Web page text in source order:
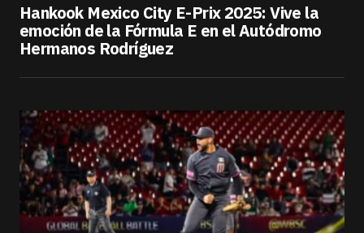
Hankook Mexico City E-Prix 2025: Vive la
emoción de la Fórmula E en el Autódromo
Hermanos Rodríguez